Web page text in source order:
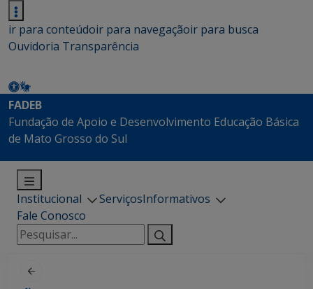
ir para conteúdoir para navegaçãoir para busca
Ouvidoria Transparência
FADEB
Fundação de Apoio e Desenvolvimento Educação Básica
de Mato Grosso do Sul
Institucional ServiçosInformativos
Fale Conosco
Pesquisar
por: